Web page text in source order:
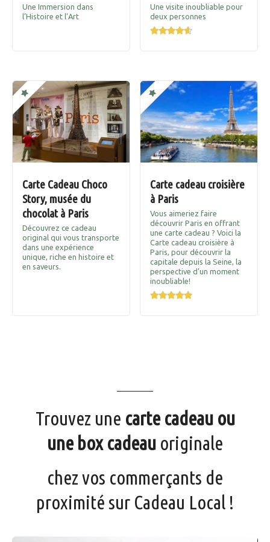
Une Immersion dans
l’Histoire et l’Art
Une visite inoubliable pour
deux personnes
Carte Cadeau Choco
Story, musée du
chocolat à Paris
Découvrez ce cadeau
original qui vous transporte
dans une expérience
unique, riche en histoire et
en saveurs.
Carte cadeau croisière
à Paris
Vous aimeriez faire
découvrir Paris en offrant
une carte cadeau ? Voici la
Carte cadeau croisière à
Paris, pour découvrir la
capitale depuis la Seine, la
perspective d’un moment
inoubliable!
Trouvez une carte cadeau ou
une box cadeau originale
chez vos commerçants de
proximité sur Cadeau Local !